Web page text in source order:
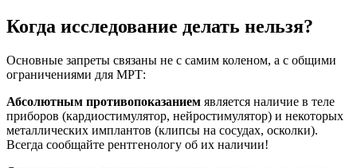
Когда исследование делать нельзя?
Основные запреты связаны не с самим коленом, а с общими
ограничениями для МРТ:
Абсолютным противопоказанием является наличие в теле
приборов (кардиостимулятор, нейростимулятор) и некоторых
металлических имплантов (клипсы на сосудах, осколки).
Всегда сообщайте рентгенологу об их наличии!